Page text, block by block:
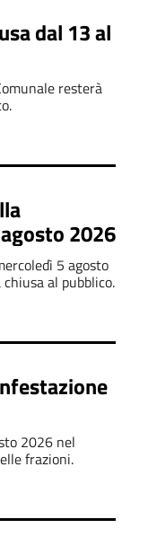
dal 13 al
resterà
2026
5 agosto
al pubblico.
2026 nel
frazioni.